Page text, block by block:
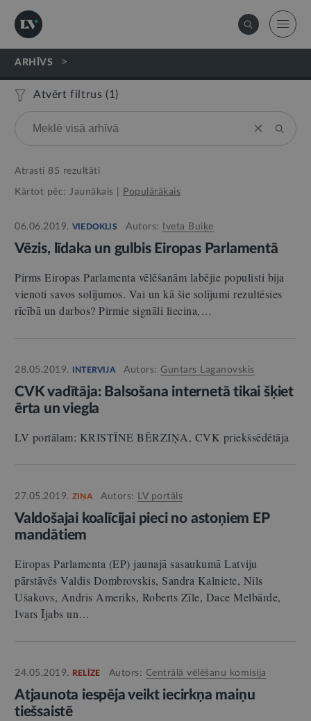
ARHĪVS >
Atvērt filtrus (1 )
Atrasti 85 rezultāti
Kārtot pēc: Jaunākais Populārākais
06.06.2019. VIEDOKLIS Autors: Iveta Buiķe
Vēzis, līdaka un gulbis Eiropas Parlamentā
Pirms Eiropas Parlamenta vēlēšanām labējie populisti bija
vienoti savos solījumos. Vai un kā šie solījumi rezultēsies
rīcībā un darbos? Pirmie signāli liecina,…
28.05.2019. INTERVIJA Autors: Guntars Laganovskis
CVK vadītāja: Balsošana internetā tikai šķiet
ērta un viegla
LV portālam: KRISTĪNE BĒRZIŅA, CVK priekšsēdētāja
27.05.2019. ZIŅA Autors: LV portāls
Valdošajai koalīcijai pieci no astoņiem EP
mandātiem
Eiropas Parlamenta (EP) jaunajā sasaukumā Latviju
pārstāvēs Valdis Dombrovskis, Sandra Kalniete, Nils
Ušakovs, Andris Ameriks, Roberts Zīle, Dace Melbārde,
Ivars Ījabs un…
24.05.2019. RELĪZE Autors: Centrālā vēlēšanu komisija
Atjaunota iespēja veikt iecirkņa maiņu
tiešsaistē